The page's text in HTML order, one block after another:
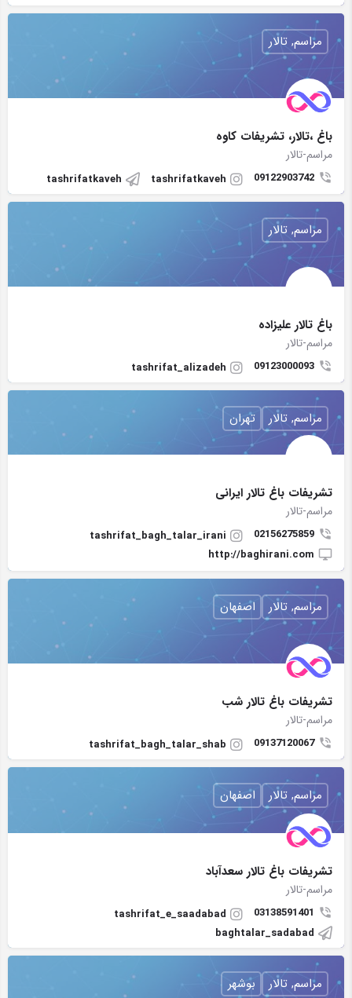
باغ ،تالار، تشريفات كاوه
مراسم-تالار
09122903742
tashrifatkaveh
tashrifatkaveh
مراسم, تالار
باغ تالار علیزاده
مراسم-تالار
09123000093
tashrifat_alizadeh
مراسم, تالار
تشریفات باغ تالار ایرانی
مراسم-تالار
02156275859
tashrifat_bagh_talar_irani
http://baghirani.com
مراسم, تالار تهران
تشريفات باغ تالار شب
مراسم-تالار
09137120067
tashrifat_bagh_talar_shab
مراسم, تالار اصفهان
تشریفات باغ تالار سعدآباد
مراسم-تالار
03138591401
tashrifat_e_saadabad
baghtalar_sadabad
مراسم, تالار اصفهان
مراسم, تالار بوشهر